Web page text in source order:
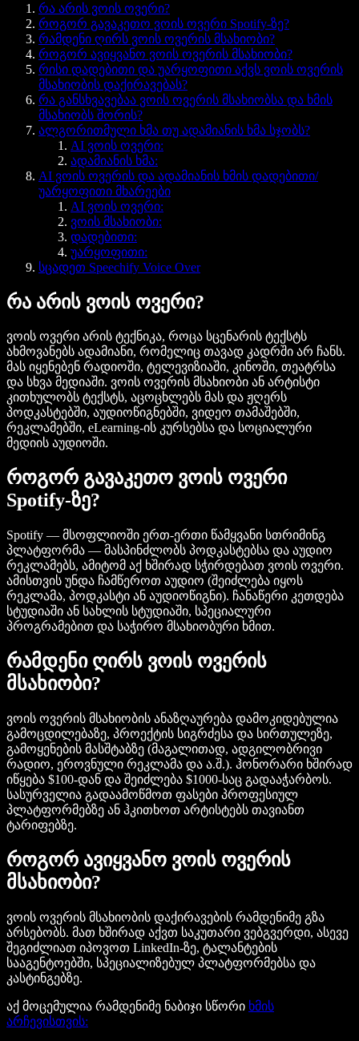
რა არის ვოის ოვერი?
როგორ გავაკეთო ვოის ოვერი Spotify-ზე?
რამდენი ღირს ვოის ოვერის მსახიობი?
როგორ ავიყვანო ვოის ოვერის მსახიობი?
რისი დადებითი და უარყოფითი აქვს ვოის ოვერის
მსახიობის დაქირავებას?
რა განსხვავებაა ვოის ოვერის მსახიობსა და ხმის
მსახიობს შორის?
ალგორითმული ხმა თუ ადამიანის ხმა სჯობს?
AI ვოის ოვერი:
ადამიანის ხმა:
AI ვოის ოვერის და ადამიანის ხმის დადებითი/
უარყოფითი მხარეები
AI ვოის ოვერი:
ვოის მსახიობი:
დადებითი:
უარყოფითი:
სცადეთ Speechify Voice Over
რა არის ვოის ოვერი?
ვოის ოვერი არის ტექნიკა, როცა სცენარის ტექსტს
ახმოვანებს ადამიანი, რომელიც თავად კადრში არ ჩანს.
მას იყენებენ რადიოში, ტელევიზიაში, კინოში, თეატრსა
და სხვა მედიაში. ვოის ოვერის მსახიობი ან არტისტი
კითხულობს ტექსტს, აცოცხლებს მას და ჟღერს
პოდკასტებში, აუდიოწიგნებში, ვიდეო თამაშებში,
რეკლამებში, eLearning-ის კურსებსა და სოციალური
მედიის აუდიოში.
როგორ გავაკეთო ვოის ოვერი
Spotify-ზე?
Spotify — მსოფლიოში ერთ-ერთი წამყვანი სთრიმინგ
პლატფორმა — მასპინძლობს პოდკასტებსა და აუდიო
რეკლამებს, ამიტომ აქ ხშირად სჭირდებათ ვოის ოვერი.
ამისთვის უნდა ჩამწეროთ აუდიო (შეიძლება იყოს
რეკლამა, პოდკასტი ან აუდიოწიგნი). ჩანაწერი კეთდება
სტუდიაში ან სახლის სტუდიაში, სპეციალური
პროგრამებით და საჭირო მსახიობური ხმით.
რამდენი ღირს ვოის ოვერის
მსახიობი?
ვოის ოვერის მსახიობის ანაზღაურება დამოკიდებულია
გამოცდილებაზე, პროექტის სიგრძესა და სირთულეზე,
გამოყენების მასშტაბზე (მაგალითად, ადგილობრივი
რადიო, ეროვნული რეკლამა და ა.შ.). ჰონორარი ხშირად
იწყება $100-დან და შეიძლება $1000-საც გადააჭარბოს.
სასურველია გადაამოწმოთ ფასები პროფესიულ
პლატფორმებზე ან ჰკითხოთ არტისტებს თავიანთ
ტარიფებზე.
როგორ ავიყვანო ვოის ოვერის
მსახიობი?
ვოის ოვერის მსახიობის დაქირავების რამდენიმე გზა
არსებობს. მათ ხშირად აქვთ საკუთარი ვებგვერდი, ასევე
შეგიძლიათ იპოვოთ LinkedIn-ზე, ტალანტების
სააგენტოებში, სპეციალიზებულ პლატფორმებსა და
კასტინგებზე.
აქ მოცემულია რამდენიმე ნაბიჯი სწორი ხმის
არჩევისთვის: